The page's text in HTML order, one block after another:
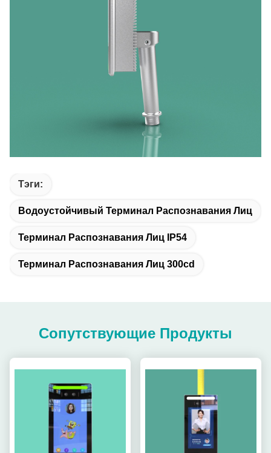
Тэги:
Водоустойчивый Терминал Распознавания Лиц
Терминал Распознавания Лиц IP54
Терминал Распознавания Лиц 300cd
Сопутствующие Продукты